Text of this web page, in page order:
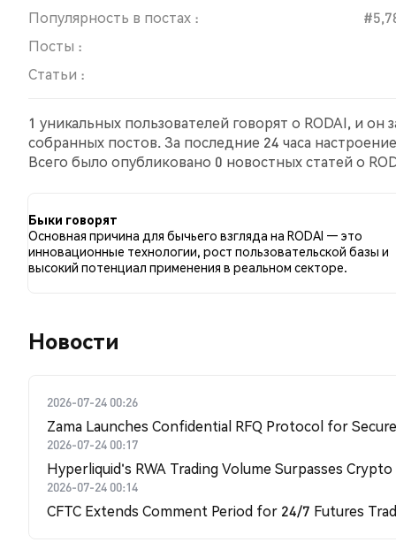
Популярность в постах :
Посты :
Статьи :
1 уникальных пользователей говорят о RODAI, и
собранных постов. За последние 24 часа
Всего было опубликовано 0 новостных статей о
Быки говорят
Основная причина для бычьего взгляда на RODAI — это
инновационные технологии, рост пользовательской базы и
высокий потенциал применения в реальном секторе.
Новости
2026-07-24 00:26
Zama Launches Confidential RFQ Protocol for
2026-07-24 00:17
Hyperliquid's RWA Trading Volume Surpasses
2026-07-24 00:14
CFTC Extends Comment Period for 24/7 Futures